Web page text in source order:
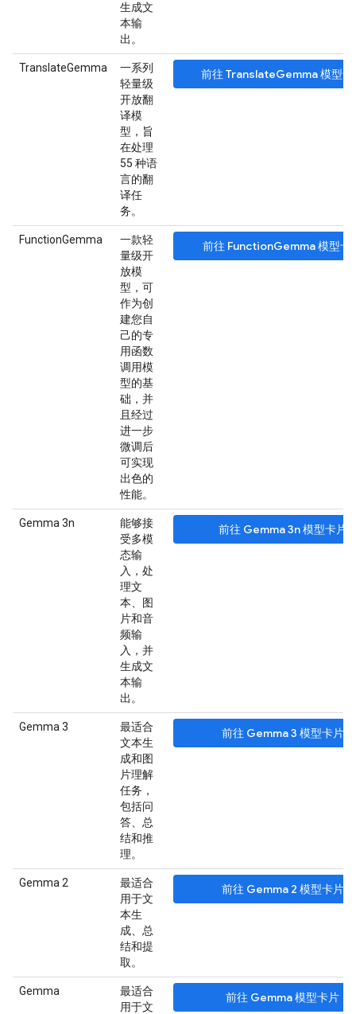
生成文
本输
出。
TranslateGemma
一系列
轻量级
开放翻
译模
型，旨
在处理
55 种语
言的翻
译任
务。
前往 TranslateGemma 模型卡
FunctionGemma
一款轻
量级开
放模
型，可
作为创
建您自
己的专
用函数
调用模
型的基
础，并
且经过
进一步
微调后
可实现
出色的
性能。
前往 FunctionGemma 模型卡
Gemma 3n
能够接
受多模
态输
入，处
理文
本、图
片和音
频输
入，并
生成文
本输
出。
前往 Gemma 3n 模型卡片
Gemma 3
最适合
文本生
成和图
片理解
任务，
包括问
答、总
结和推
理。
前往 Gemma 3 模型卡片
Gemma 2
最适合
用于文
本生
成、总
结和提
取。
前往 Gemma 2 模型卡片
Gemma
最适合
用于文
前往 Gemma 模型卡片